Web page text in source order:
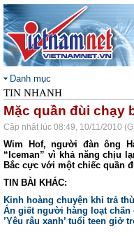
Danh mục
TIN NHANH
Mặc quần đùi chạy
Cập nhật lúc 08:49, 10/11/2010
Wim Hof, người đàn ông
“Iceman” vì khả năng chịu
Bắc cực với một chiếc quần
TIN BÀI KHÁC:
Kinh hoàng chuyện khỉ trả
Án giết người hàng loạt chấn
’Yêu râu xanh’ tuổi teen giở